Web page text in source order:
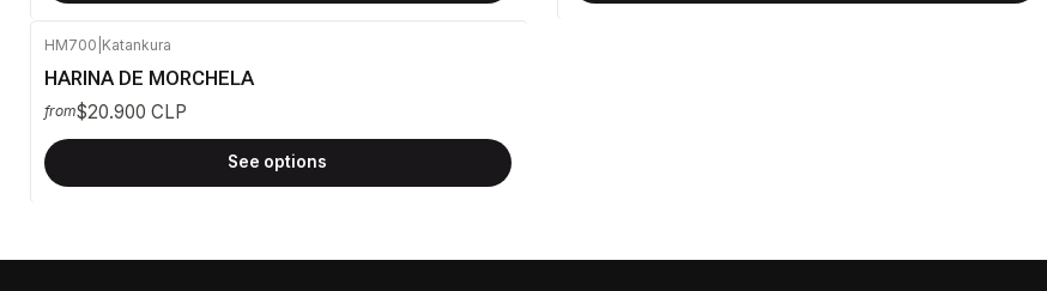
HM700 Katankura
HARINA DE MORCHELA
from$20.900 CLP
See options